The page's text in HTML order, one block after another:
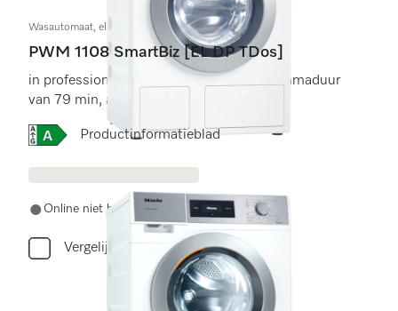
Wasautomaat, elektrisch verwarmd
PWM 1108 SmartBiz [EL DP TDos]
in professionele kwaliteit met een programmaduur
van 79 min, automatische dosering.
Online Label Flag, Energielabel
Productinformatieblad
Online niet beschikbaar
Vergelijken